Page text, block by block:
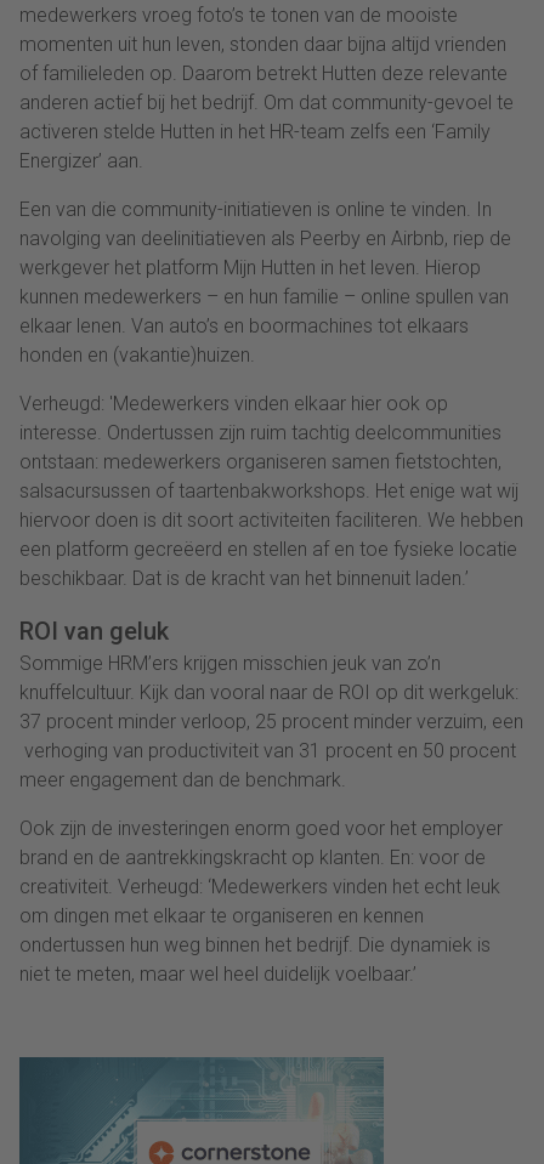
medewerkers vroeg foto’s te tonen van de mooiste
momenten uit hun leven, stonden daar bijna altijd vrienden
of familieleden op. Daarom betrekt Hutten deze relevante
anderen actief bij het bedrijf. Om dat community-gevoel te
activeren stelde Hutten in het HR-team zelfs een ‘Family
Energizer’ aan.
Een van die community-initiatieven is online te vinden. In
navolging van deelinitiatieven als Peerby en Airbnb, riep de
werkgever het platform Mijn Hutten in het leven. Hierop
kunnen medewerkers – en hun familie – online spullen van
elkaar lenen. Van auto’s en boormachines tot elkaars
honden en (vakantie)huizen.
Verheugd: 'Medewerkers vinden elkaar hier ook op
interesse. Ondertussen zijn ruim tachtig deelcommunities
ontstaan: medewerkers organiseren samen fietstochten,
salsacursussen of taartenbakworkshops. Het enige wat wij
hiervoor doen is dit soort activiteiten faciliteren. We hebben
een platform gecreëerd en stellen af en toe fysieke locatie
beschikbaar. Dat is de kracht van het binnenuit laden.’
ROI van geluk
Sommige HRM’ers krijgen misschien jeuk van zo’n
knuffelcultuur. Kijk dan vooral naar de ROI op dit werkgeluk:
37 procent minder verloop, 25 procent minder verzuim, een
verhoging van productiviteit van 31 procent en 50 procent
meer engagement dan de benchmark.
Ook zijn de investeringen enorm goed voor het employer
brand en de aantrekkingskracht op klanten. En: voor de
creativiteit. Verheugd: ‘Medewerkers vinden het echt leuk
om dingen met elkaar te organiseren en kennen
ondertussen hun weg binnen het bedrijf. Die dynamiek is
niet te meten, maar wel heel duidelijk voelbaar.’